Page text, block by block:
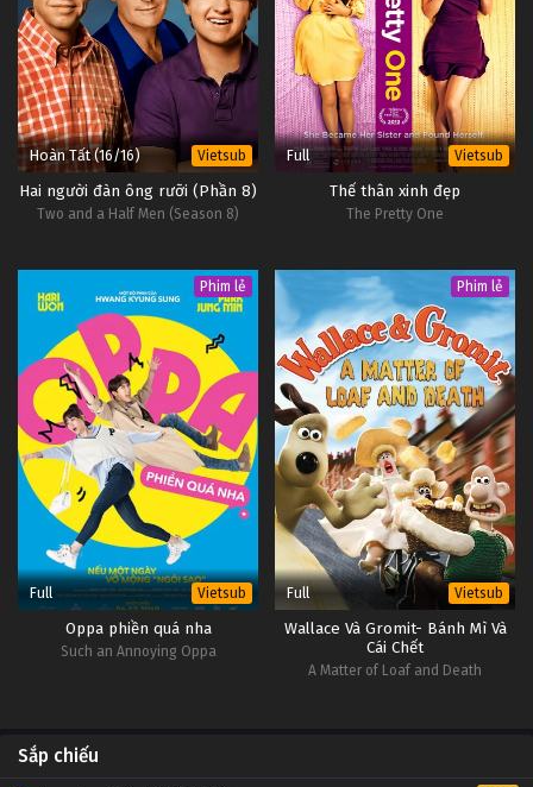
Hoàn Tất (16/16) Vietsub
Hai người đàn ông rưỡi (Phần 8)
Two and a Half Men (Season 8)
Full Vietsub
Thế thân xinh đẹp
The Pretty One
Phim lẻ
Full Vietsub
Oppa phiền quá nha
Such an Annoying Oppa
Phim lẻ
Full Vietsub
Wallace Và Gromit- Bánh Mì Và
Cái Chết
A Matter of Loaf and Death
Sắp chiếu